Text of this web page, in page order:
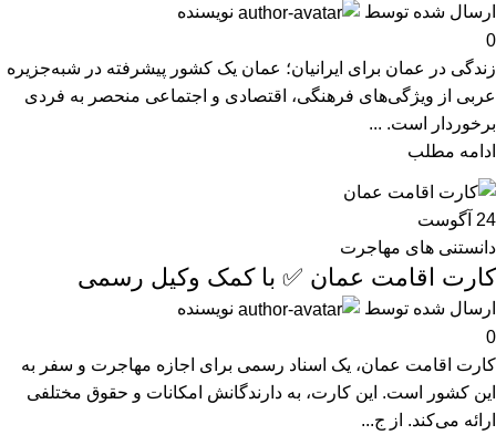
ارسال شده توسط
نویسنده
0
زندگی در عمان برای ایرانیان؛ عمان یک کشور پیشرفته در شبه‌جزیره
عربی از ویژگی‌های فرهنگی، اقتصادی و اجتماعی منحصر به فردی
برخوردار است. ...
ادامه مطلب
24 آگوست
دانستنی های مهاجرت
کارت اقامت عمان ✅ با کمک وکیل رسمی
ارسال شده توسط
نویسنده
0
کارت اقامت عمان، یک اسناد رسمی برای اجازه مهاجرت و سفر به
این کشور است. این کارت، به دارندگانش امکانات و حقوق مختلفی
ارائه می‌کند. از ج...